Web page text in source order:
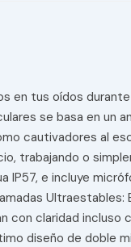
en tus oídos
se basa en un
cautivadores al
trabajando o
IP57, e incluye
Ultraestables:
con claridad incluso
diseño de doble